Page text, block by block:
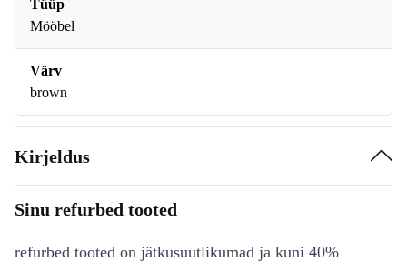
Tüüp
Mööbel
Värv
brown
Kirjeldus
Sinu refurbed tooted
refurbed tooted on jätkusuutlikumad ja kuni 40%